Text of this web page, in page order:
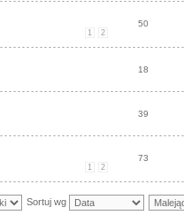
1 2
50
18
39
1 2
73
Sortuj wg